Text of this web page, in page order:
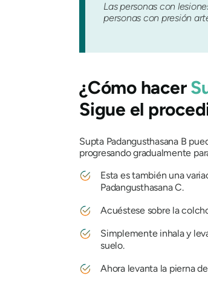
Las personas con
personas con presión
¿Cómo hacer
Sigue el
Supta Padangusthasana B
progresando gradualmente
Esta es también una
PadangusthasanaC.
Acuéstese sobre la
Simplemente inhala y
suelo.
Ahora levanta la pierna